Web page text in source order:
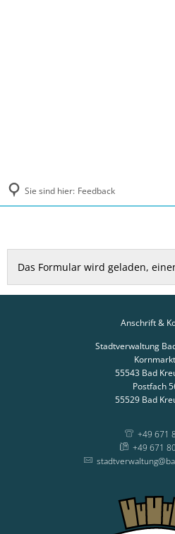
Sie sind hier: Feedback
Feedback
Das Formular wird geladen,
Anschrift &
Stadtverwaltung
55543 Bad
Postfach
55529 Bad
+49 671
+49 671